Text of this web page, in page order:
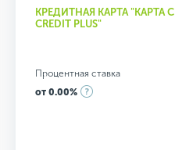
КРЕДИТНАЯ КАРТА "КАРТА
CREDIT PLUS"
Процентная ставка
от 0.00%